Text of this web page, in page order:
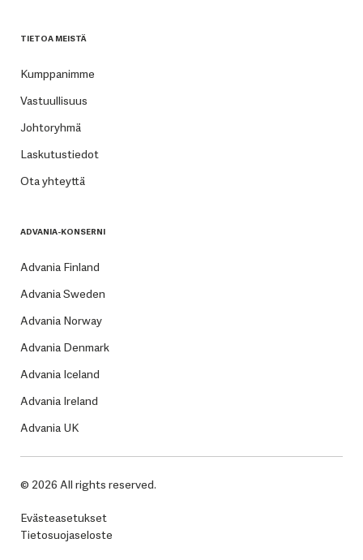
TIETOA MEISTÄ
Kumppanimme
Vastuullisuus
Johtoryhmä
Laskutustiedot
Ota yhteyttä
ADVANIA-KONSERNI
Advania Finland
Advania Sweden
Advania Norway
Advania Denmark
Advania Iceland
Advania Ireland
Advania UK
© 2026 All rights reserved.
Evästeasetukset
Tietosuojaseloste